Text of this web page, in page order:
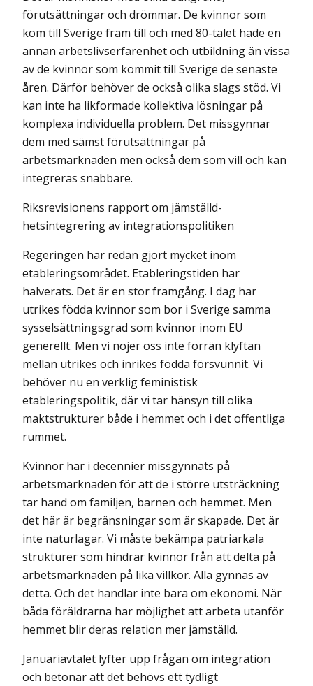
förutsättningar och drömmar. De kvinnor som
kom till Sverige fram till och med 80-talet hade en
annan arbetslivserfarenhet och utbildning än vissa
av de kvinnor som kommit till Sverige de senaste
åren. Därför behöver de också olika slags stöd. Vi
kan inte ha likformade kollektiva lösningar på
komplexa individuella problem. Det missgynnar
dem med sämst förutsättningar på
arbetsmarknaden men också dem som vill och kan
integreras snabbare.
Riksrevisionens rapport om jämställd-
hetsintegrering av integrationspolitiken
Regeringen har redan gjort mycket inom
etableringsområdet. Etableringstiden har
halverats. Det är en stor framgång. I dag har
utrikes födda kvinnor som bor i Sverige samma
sysselsättningsgrad som kvinnor inom EU
generellt. Men vi nöjer oss inte förrän klyftan
mellan utrikes och inrikes födda försvunnit. Vi
behöver nu en verklig feministisk
etableringspolitik, där vi tar hänsyn till olika
maktstrukturer både i hemmet och i det offentliga
rummet.
Kvinnor har i decennier missgynnats på
arbetsmarknaden för att de i större utsträckning
tar hand om familjen, barnen och hemmet. Men
det här är begränsningar som är skapade. Det är
inte naturlagar. Vi måste bekämpa patriarkala
strukturer som hindrar kvinnor från att delta på
arbetsmarknaden på lika villkor. Alla gynnas av
detta. Och det handlar inte bara om ekonomi. När
båda föräldrarna har möjlighet att arbeta utanför
hemmet blir deras relation mer jämställd.
Januariavtalet lyfter upp frågan om integration
och betonar att det behövs ett tydligt